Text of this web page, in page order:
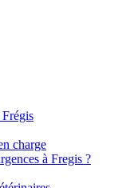
charge
à Fregis ?